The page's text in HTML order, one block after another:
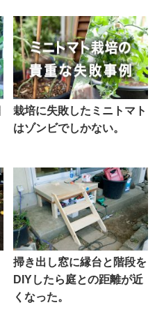
栽培に失敗したミニトマト
はゾンビでしかない。
掃き出し窓に縁台と階段を
DIYしたら庭との距離が近
くなった。